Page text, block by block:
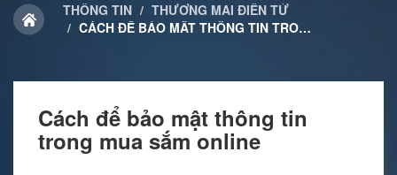
THÔNG TIN
THƯƠNG MẠI ĐIỆN TỬ
CÁCH ĐỂ BẢO MẬT THÔNG TIN TRONG MUA SẮM ONLINE
Cách để bảo mật thông tin
trong mua sắm online